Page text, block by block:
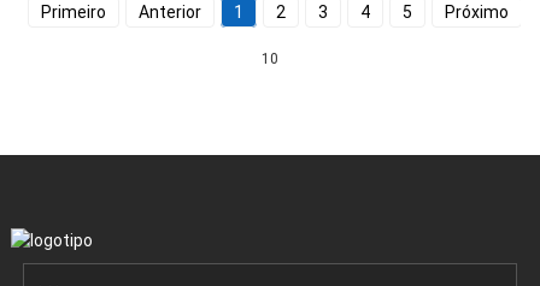
Primeiro Anterior 1 2 3 4 5 Próximo
10